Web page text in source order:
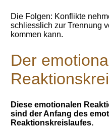
Die Folgen: Konflikte
schliesslich zur Trennung
kommen kann.
Der
Diese emotionalen
sind der Anfang des
Reaktionskreislaufes.